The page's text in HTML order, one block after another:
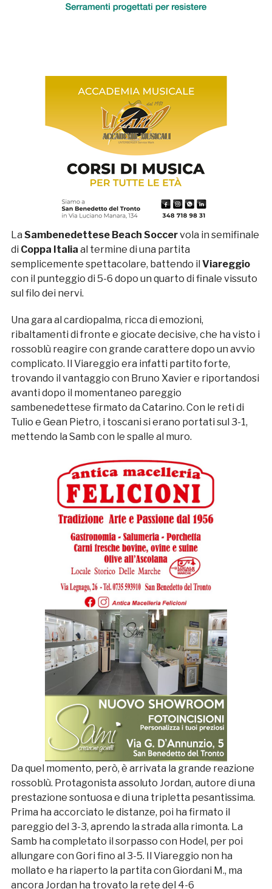
La Sambenedettese Beach Soccervola in semifinale
di Coppa Italia al termine di una partita
semplicemente spettacolare, battendo il Viareggio
con il punteggio di 5-6 dopo un quarto di finale vissuto
sul filo dei nervi.
Una gara al cardiopalma, ricca di emozioni,
ribaltamenti di fronte e giocate decisive, che ha visto i
rossoblù reagire con grande carattere dopo un avvio
complicato. Il Viareggio era infatti partito forte,
trovando il vantaggio con Bruno Xavier e riportandosi
avanti dopo il momentaneo pareggio
sambenedettese firmato da Catarino. Con le reti di
Tulio e Gean Pietro, i toscani si erano portati sul 3-1,
mettendo la Samb con le spalle al muro.
Da quel momento, però, è arrivata la grande reazione
rossoblù. Protagonista assoluto Jordan, autore di una
prestazione sontuosa e di una tripletta pesantissima.
Prima ha accorciato le distanze, poi ha firmato il
pareggio del 3-3, aprendo la strada alla rimonta. La
Samb ha completato il sorpasso con Hodel, per poi
allungare con Gori fino al 3-5. Il Viareggio non ha
mollato e ha riaperto la partita con Giordani M., ma
ancora Jordan ha trovato la rete del 4-6